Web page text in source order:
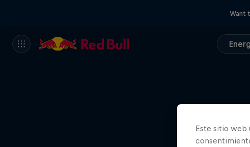
Want
Mira lo que
Este sitio web